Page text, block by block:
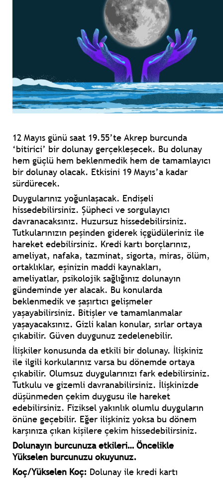
12 Mayıs günü saat 19.55’te Akrep burcunda
‘bitirici’ bir dolunay gerçekleşecek. Bu dolunay
hem güçlü hem beklenmedik hem de tamamlayıcı
bir dolunay olacak. Etkisini 19 Mayıs’a kadar
sürdürecek.
Duygularınız yoğunlaşacak. Endişeli
hissedebilirsiniz. Şüpheci ve sorgulayıcı
davranacaksınız. Huzursuz hissedebilirsiniz.
Tutkularınızın peşinden giderek içgüdüleriniz ile
hareket edebilirsiniz. Kredi kartı borçlarınız,
ameliyat, nafaka, tazminat, sigorta, miras, ölüm,
ortaklıklar, eşinizin maddi kaynakları,
ameliyatlar, psikolojik sağlığınız dolunayın
gündeminde yer alacak. Bu konularda
beklenmedik ve şaşırtıcı gelişmeler
yaşayabilirsiniz. Bitişler ve tamamlanmalar
yaşayacaksınız. Gizli kalan konular, sırlar ortaya
çıkabilir. Güven duygunuz zedelenebilir.
İlişkiler konusunda da etkili bir dolunay. İlişkiniz
ile ilgili korkularınız varsa bu dönemde ortaya
çıkabilir. Olumsuz duygularınızı fark edebilirsiniz.
Tutkulu ve gizemli davranabilirsiniz. İlişkinizde
düşünmeden çekim duygusu ile hareket
edebilirsiniz. Fiziksel yakınlık olumlu duyguların
önüne geçebilir. Eğer ilişkiniz yoksa bu dönem
karşınıza çıkan kişilere çekim hissedebilirsiniz.
Dolunayın burcunuza etkileri… Öncelikle
Yükselen burcunuzu okuyunuz.
Koç/Yükselen Koç: Dolunay ile kredi kartı